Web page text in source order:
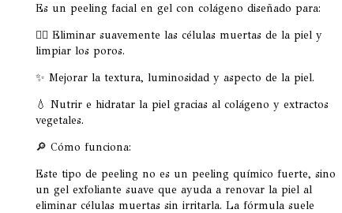
Es un peeling facial en gel con colágeno diseñado para:
💆‍♀️ Eliminar suavemente las células muertas de la piel y
limpiar los poros.
✨ Mejorar la textura, luminosidad y aspecto de la piel.
💧 Nutrir e hidratar la piel gracias al colágeno y extractos
vegetales.
🔎 Cómo funciona:
Este tipo de peeling no es un peeling químico fuerte, sino
un gel exfoliante suave que ayuda a renovar la piel al
eliminar células muertas sin irritarla. La fórmula suele